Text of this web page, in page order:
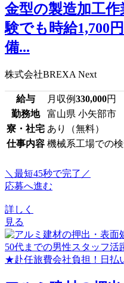
金型の製造加工
験でも時給1,700
備...
株式会社BREXA Next
給与 月収例330,000円
勤務地
富山県 小矢部市
寮・社宅 あり（無料）
仕事内容 機械系工場での
＼最短45秒で完了／
応募へ進む
詳しく
見る